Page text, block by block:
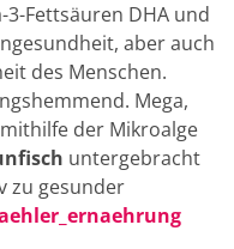
Fettsäuren DHA und
aber auch
des Menschen.
Mega,
der Mikroalge
untergebracht
zu gesunder